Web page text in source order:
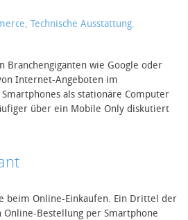
, Technische Ausstattung.
Branchengiganten wie Google oder
Internet-Angeboten im
als stationäre Computer
über ein Mobile Only diskutiert
beim Online-Einkaufen. Ein Drittel der
Bestellung per Smartphone